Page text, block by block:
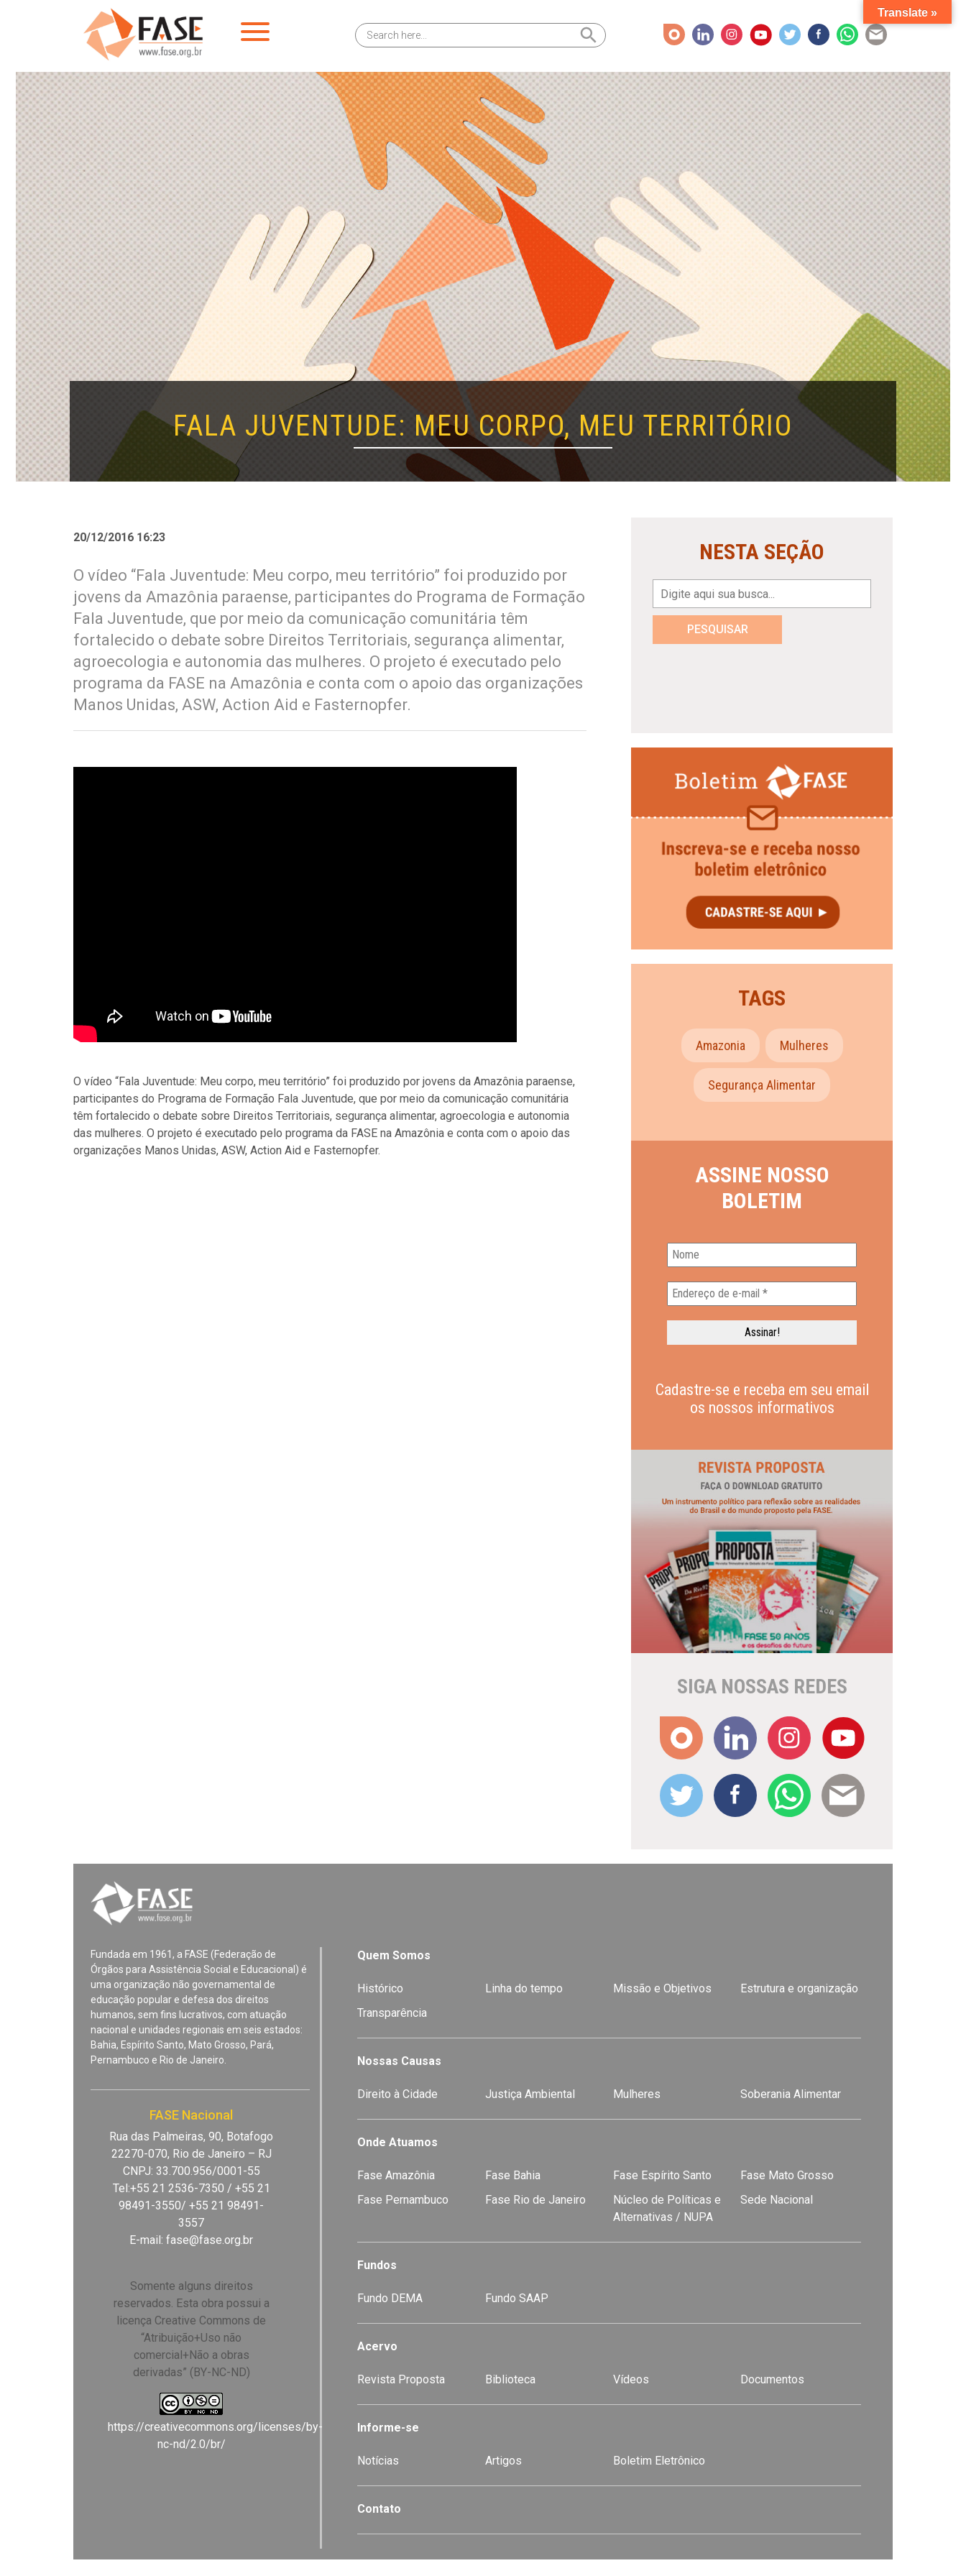
Search
for:
Search Button
FALA JUVENTUDE: MEU CORPO, MEU TERRITÓRIO
20/12/2016 16:23
O vídeo “Fala Juventude: Meu corpo, meu território” foi produzido por
jovens da Amazônia paraense, participantes do Programa de Formação
Fala Juventude, que por meio da comunicação comunitária têm
fortalecido o debate sobre Direitos Territoriais, segurança alimentar,
agroecologia e autonomia das mulheres. O projeto é executado pelo
programa da FASE na Amazônia e conta com o apoio das organizações
Manos Unidas, ASW, Action Aid e Fasternopfer.
O vídeo “Fala Juventude: Meu corpo, meu território” foi produzido por jovens da Amazônia paraense,
participantes do Programa de Formação Fala Juventude, que por meio da comunicação comunitária
têm fortalecido o debate sobre Direitos Territoriais, segurança alimentar, agroecologia e autonomia
das mulheres. O projeto é executado pelo programa da FASE na Amazônia e conta com o apoio das
organizações Manos Unidas, ASW, Action Aid e Fasternopfer.
NESTA SEÇÃO
PESQUISAR
TAGS
Amazonia Mulheres
Segurança Alimentar
ASSINE NOSSO
BOLETIM
Cadastre-se e receba em seu email
os nossos informativos
SIGA NOSSAS REDES
Fundada em 1961, a FASE (Federação de
Órgãos para Assistência Social e Educacional) é
uma organização não governamental de
educação popular e defesa dos direitos
humanos, sem fins lucrativos, com atuação
nacional e unidades regionais em seis estados:
Bahia, Espírito Santo, Mato Grosso, Pará,
Pernambuco e Rio de Janeiro.
FASE Nacional
Rua das Palmeiras, 90, Botafogo
22270-070, Rio de Janeiro – RJ
CNPJ: 33.700.956/0001-55
Tel:+55 21 2536-7350 / +55 21
98491-3550/ +55 21 98491-
3557
E-mail:fase@fase.org.br
Somente alguns direitos
reservados. Esta obra possui a
licença Creative Commons de
“Atribuição+Uso não
comercial+Não a obras
derivadas” (BY-NC-ND)
https://creativecommons.org/licenses/by-
nc-nd/2.0/br/
Quem Somos
Histórico Linha do tempo Missão e Objetivos
Estrutura e organização
Transparência
Nossas Causas
Direito à Cidade Justiça Ambiental Mulheres Soberania Alimentar
Onde Atuamos
Fase Amazônia Fase Bahia Fase Espírito Santo
Fase Mato Grosso
Fase Pernambuco
Fase Rio de Janeiro
Núcleo de Políticas e
Alternativas / NUPA
Sede Nacional
Fundos
Fundo DEMA Fundo SAAP
Acervo
Revista Proposta Biblioteca Vídeos Documentos
Informe-se
Notícias Artigos Boletim Eletrônico
Contato
Translate »